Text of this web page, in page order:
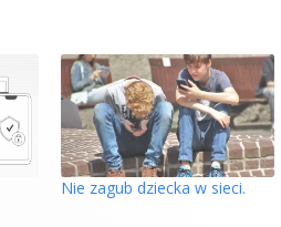
Nie zagub dziecka w sieci.